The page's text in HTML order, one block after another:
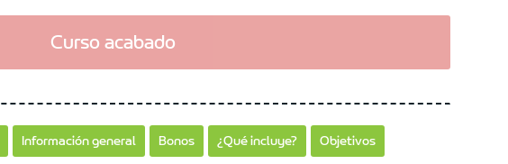
Curso acabado
Información general Bonos ¿Qué incluye? Objetivos